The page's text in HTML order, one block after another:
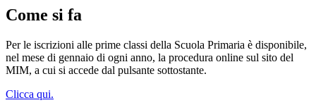
Come si fa
Per le iscrizioni alle prime classi della Scuola Primaria è disponibile,
nel mese di gennaio di ogni anno, la procedura online sul sito del
MIM, a cui si accede dal pulsante sottostante.
Clicca qui.